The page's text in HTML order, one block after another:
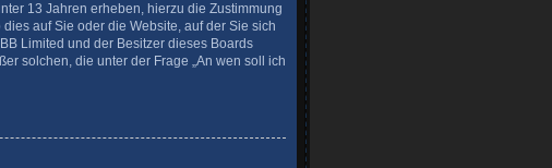
13 Jahren erheben, hierzu die Zustimmung
auf Sie oder die Website, auf der Sie sich
Limited und der Besitzer dieses Boards
solchen, die unter der Frage „An wen soll ich